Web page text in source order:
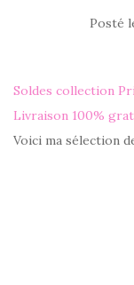
Posté
Soldes collection
Livraison 100%
Voici ma sélection